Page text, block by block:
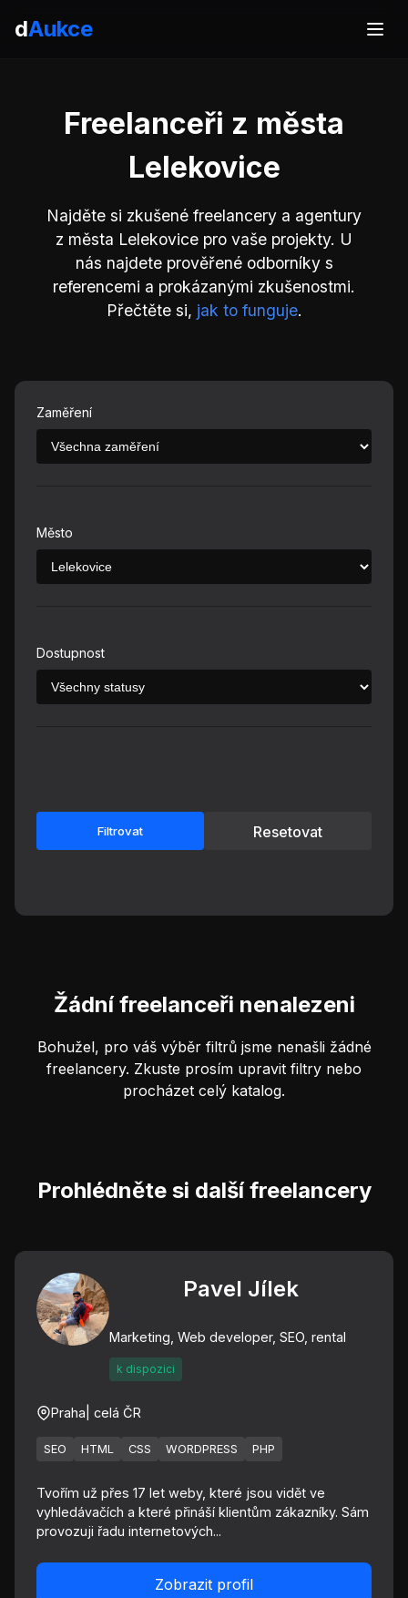
dAukce
Freelanceři z města
Lelekovice
Najděte si zkušené freelancery a agentury
z města Lelekovice pro vaše projekty. U
nás najdete prověřené odborníky s
referencemi a prokázanými zkušenostmi.
Přečtěte si, jak to funguje.
Zaměření
Město
Dostupnost
Filtrovat Resetovat
Žádní freelanceři nenalezeni
Bohužel, pro váš výběr filtrů jsme nenašli žádné
freelancery. Zkuste prosím upravit filtry nebo
procházet celý katalog.
Prohlédněte si další freelancery
Pavel Jílek
Marketing, Web developer, SEO, rental
k dispozici
Praha | celá ČR
SEO HTML CSS WORDPRESS PHP
Tvořím už přes 17 let weby, které jsou vidět ve
vyhledávačích a které přináší klientům zákazníky. Sám
provozuji řadu internetových...
Zobrazit profil